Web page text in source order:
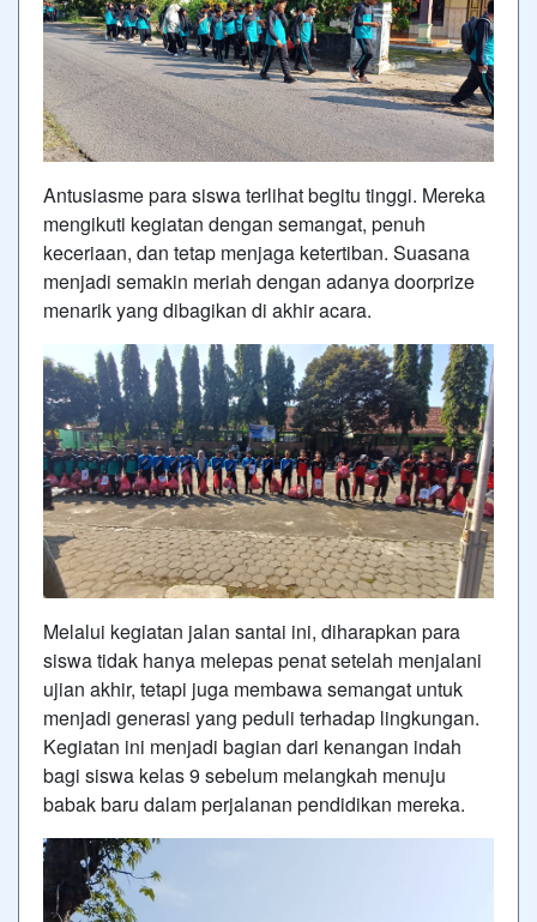
Antusiasme para siswa terlihat begitu tinggi. Mereka
mengikuti kegiatan dengan semangat, penuh
keceriaan, dan tetap menjaga ketertiban. Suasana
menjadi semakin meriah dengan adanya doorprize
menarik yang dibagikan di akhir acara.
Melalui kegiatan jalan santai ini, diharapkan para
siswa tidak hanya melepas penat setelah menjalani
ujian akhir, tetapi juga membawa semangat untuk
menjadi generasi yang peduli terhadap lingkungan.
Kegiatan ini menjadi bagian dari kenangan indah
bagi siswa kelas 9 sebelum melangkah menuju
babak baru dalam perjalanan pendidikan mereka.